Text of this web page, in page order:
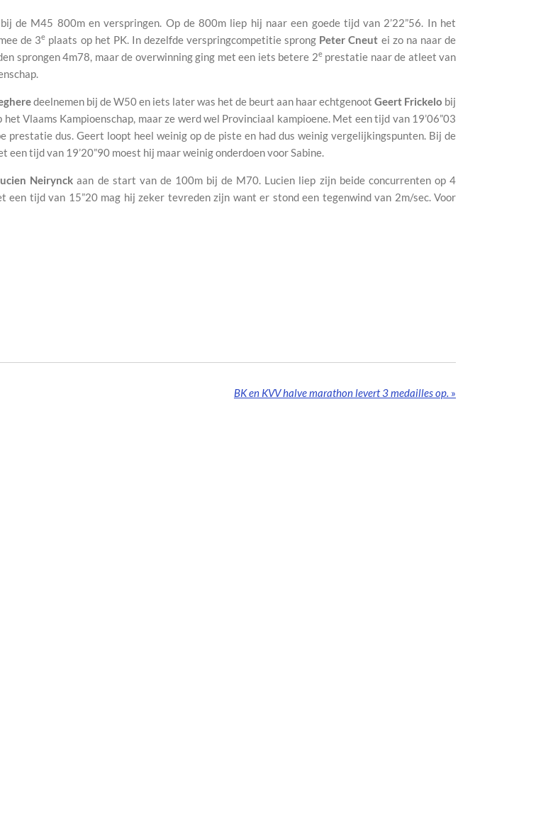
de M45 800m en verspringen. Op de 800m liep hij naar een goede tijd van 2’22”56. In het
de 3e plaats op het PK. In dezelfde verspringcompetitie sprong Peter Cneut ei zo na naar de
sprongen 4m78, maar de overwinning ging met een iets betere 2eprestatie naar de atleet van
deelnemen bij de W50 en iets later was het de beurt aan haar echtgenoot Geert Frickelo bij
het Vlaams Kampioenschap, maar ze werd wel Provinciaal kampioene. Met een tijd van 19’06”03
prestatie dus. Geert loopt heel weinig op de piste en had dus weinig vergelijkingspunten. Bij de
een tijd van 19’20”90 moest hij maar weinig onderdoen voor Sabine.
Neirynck aan de start van de 100m bij de M70. Lucien liep zijn beide concurrenten op 4
tijd van 15”20 mag hij zeker tevreden zijn want er stond een tegenwind van 2m/sec. Voor
BK en KVV halve marathon levert 3 medailles op. »